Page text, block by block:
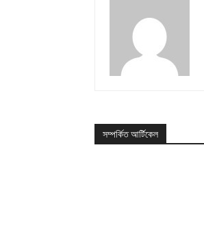
সম্পর্কিত আর্টিকেল